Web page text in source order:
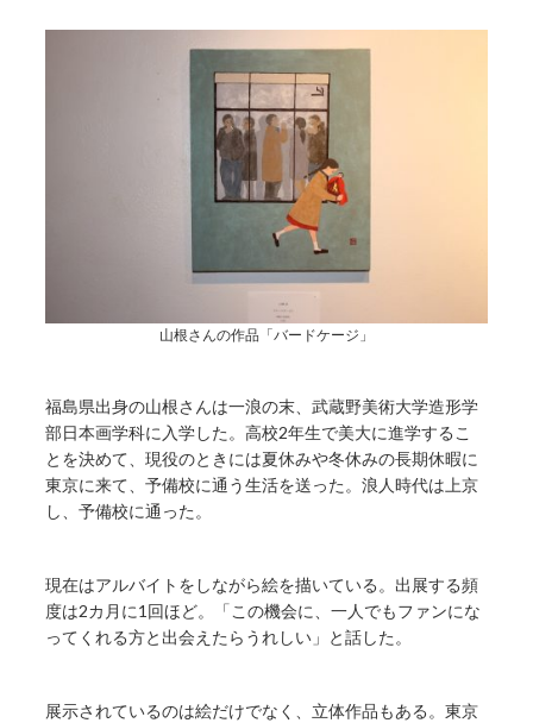
山根さんの作品「バードケージ」
福島県出身の山根さんは一浪の末、武蔵野美術大学造形学
部日本画学科に入学した。高校2年生で美大に進学するこ
とを決めて、現役のときには夏休みや冬休みの長期休暇に
東京に来て、予備校に通う生活を送った。浪人時代は上京
し、予備校に通った。
現在はアルバイトをしながら絵を描いている。出展する頻
度は2カ月に1回ほど。「この機会に、一人でもファンにな
ってくれる方と出会えたらうれしい」と話した。
展示されているのは絵だけでなく、立体作品もある。東京